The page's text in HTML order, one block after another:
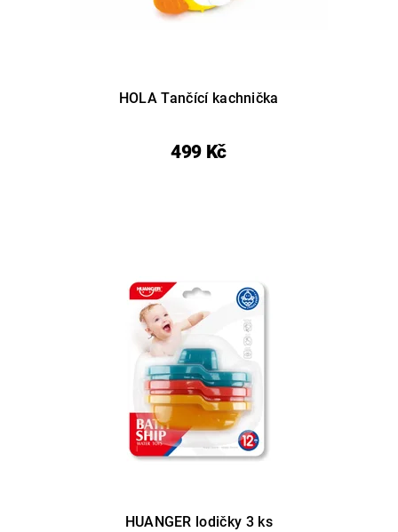
HOLA Tančící kachnička
499 Kč
HUANGER lodičky 3 ks